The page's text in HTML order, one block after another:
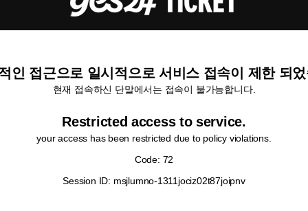
인 접근으로 일시적으로 서비스 접속이 제한 되
현재 접속하신 단말에서는 접속이 불가능합니다.
Restricted access to service.
your access has been restricted due to policy violations.
Code: 72
Session ID: msjlumno-1311jociz02t87joipnv